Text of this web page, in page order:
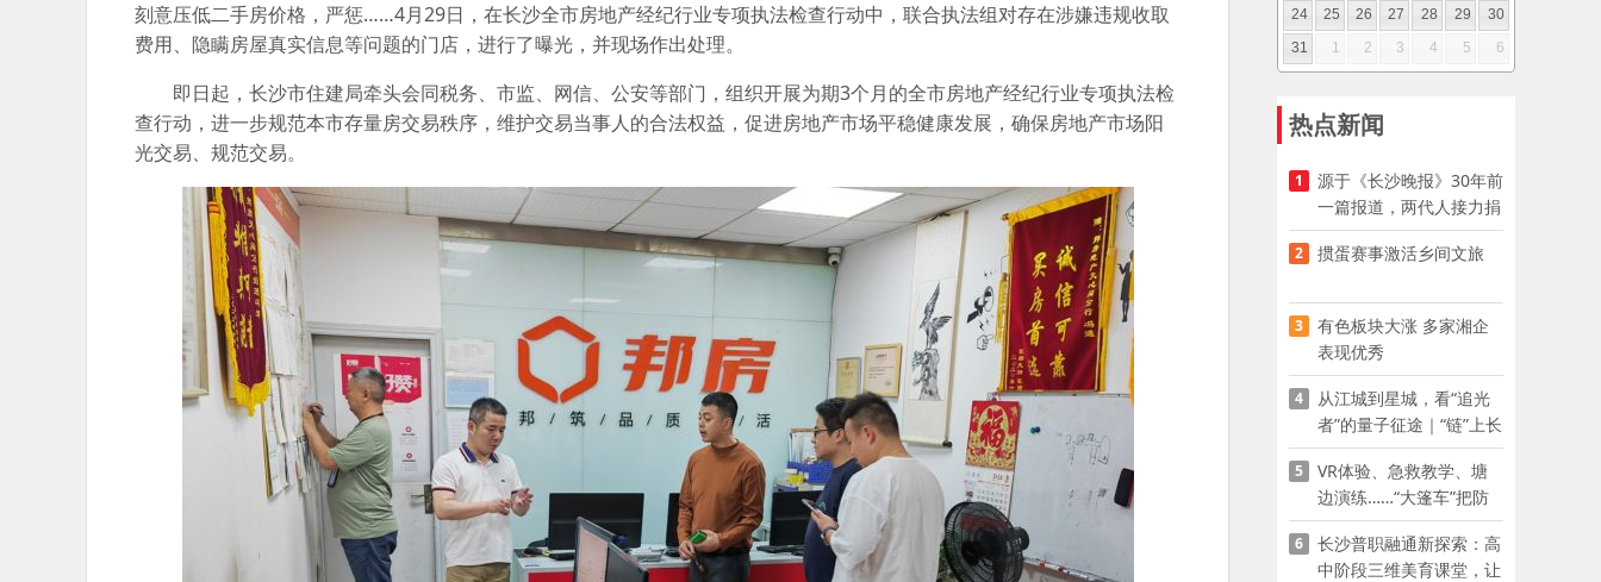
刻意压低二手房价格，严惩……4月29日，在长沙全市房地产经纪行业专项执法检查行动中，联合执法组对存在涉嫌违规收取
费用、隐瞒房屋真实信息等问题的门店，进行了曝光，并现场作出处理。
即日起，长沙市住建局牵头会同税务、市监、网信、公安等部门，组织开展为期3个月的全市房地产经纪行业专项执法检
查行动，进一步规范本市存量房交易秩序，维护交易当事人的合法权益，促进房地产市场平稳健康发展，确保房地产市场阳
光交易、规范交易。
24
25 26 27 28 29
30
31
1 2 3 4 5 6
热点新闻
1
源于《长沙晚报》30年前
一篇报道，两代人接力捐
资助学
2 掼蛋赛事激活乡间文旅
3
有色板块大涨 多家湘企
表现优秀
4
从江城到星城，看“追光
者”的量子征途｜“链”上长
沙 “才”够硬核
5
VR体验、急救教学、塘
边演练……“大篷车”把防
溺水课堂搬到乡村青少年
家门口
6
长沙普职融通新探索：高
中阶段三维美育课堂，让